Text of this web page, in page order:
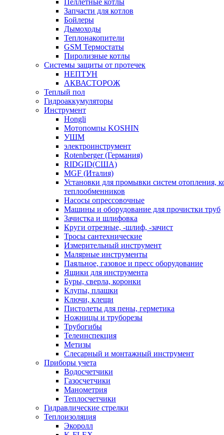
Пеллетные котлы
Запчасти для котлов
Бойлеры
Дымоходы
Теплонакопители
GSM Термостаты
Пиролизные котлы
Системы защиты от протечек
НЕПТУН
АКВАСТОРОЖ
Теплый пол
Гидроаккумуляторы
Инструмент
Hongli
Мотопомпы KOSHIN
УШМ
электроинструмент
Rotenberger (Германия)
RIDGID(США)
MGF (Италия)
Установки для промывки систем отопления,
теплообменников
Насосы опрессовочные
Машины и оборудование для прочистки труб
Зачистка и шлифовка
Круги отрезные, -шлиф, -зачист
Тросы сантехнические
Измерительный инструмент
Малярные инструменты
Паяльное, газовое и пресс оборудование
Ящики для инструмента
Буры, сверла, коронки
Клупы, плашки
Ключи, клещи
Пистолеты для пены, герметика
Ножницы и труборезы
Трубогибы
Телеинспекция
Метизы
Слесарный и монтажный инструмент
Приборы учета
Водосчетчики
Газосчетчики
Манометрия
Теплосчетчики
Гидравлические стрелки
Теплоизоляция
Экоролл